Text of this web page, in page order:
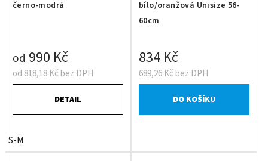
černo-modrá
od 818,18 Kč bez DPH
od 990 Kč
DETAIL
S-M
bílo/oranžová Unisize 56-
60cm
689,26 Kč bez DPH
834 Kč
DO KOŠÍKU